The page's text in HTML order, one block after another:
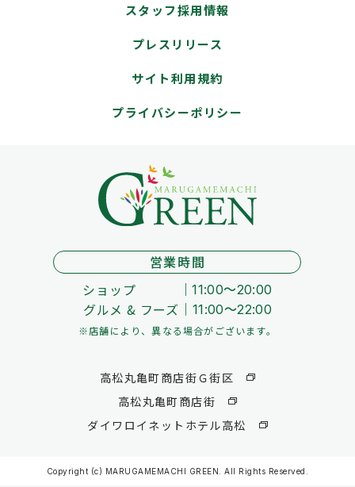
スタッフ採用情報
プレスリリース
サイト利用規約
プライバシーポリシー
営業時間
ショップ
11:00～20:00
グルメ & フーズ 11:00～22:00
※店舗により、異なる場合がございます。
高松丸亀町商店街Ｇ街区
高松丸亀町商店街
ダイワロイネットホテル高松
Copyright (c) MARUGAMEMACHI GREEN. All Rights Reserved.